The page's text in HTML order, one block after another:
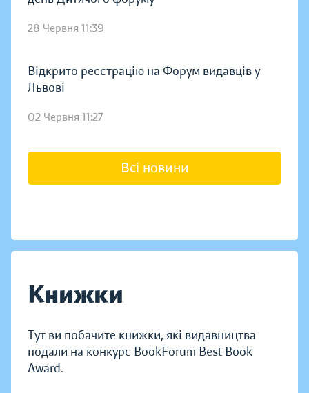
28 Червня 11:39
Відкрито реєстрацію на Форум видавців у
Львові
02 Червня 11:27
Всі новини
Книжки
Тут ви побачите книжки, які видавництва
подали на конкурс BookForum Best Book
Award.